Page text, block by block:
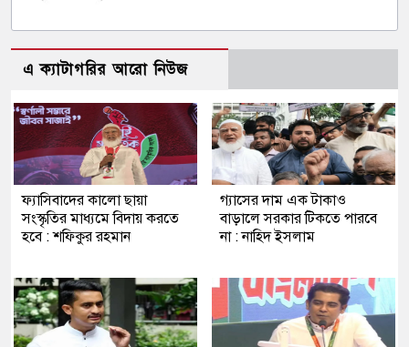
এ ক্যাটাগরির আরো নিউজ
ফ্যাসিবাদের কালো ছায়া
সংস্কৃতির মাধ্যমে বিদায় করতে
হবে : শফিকুর রহমান
গ্যাসের দাম এক টাকাও
বাড়ালে সরকার টিকতে পারবে
না : নাহিদ ইসলাম